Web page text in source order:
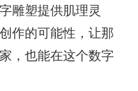
雕塑提供肌理灵
作的可能性，让那
，也能在这个数字